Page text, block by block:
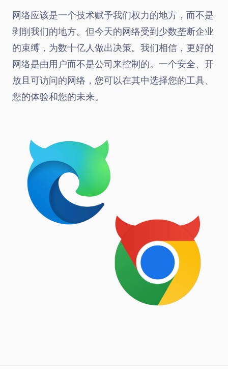
网络应该是一个技术赋予我们权力的地方，而不是
剥削我们的地方。但今天的网络受到少数垄断企业
的束缚，为数十亿人做出决策。我们相信，更好的
网络是由用户而不是公司来控制的。一个安全、开
放且可访问的网络，您可以在其中选择您的工具、
您的体验和您的未来。